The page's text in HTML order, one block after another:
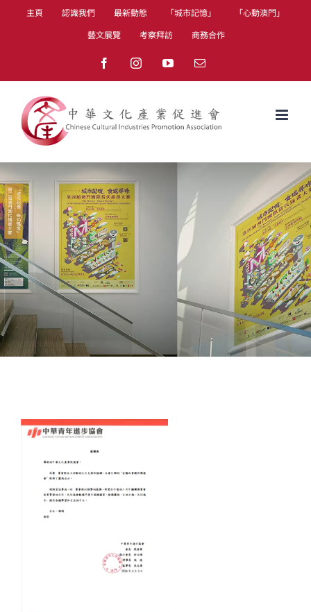
主頁 認識我們 最新動態 「城市記憶」
「心動澳門」
藝文展覽
考察拜訪 商務合作
FacebookInstagramYouTubeEmail